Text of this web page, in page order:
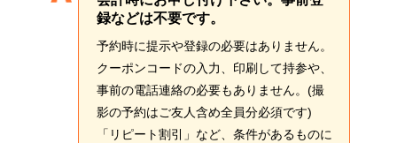
録などは不要です。
予約時に提示や登録の必要はありません。
クーポンコードの入力、印刷して持参や、
事前の電話連絡の必要もありません。(撮
影の予約はご友人含め全員分必須です)
「リピート割引」など、条件があるものに